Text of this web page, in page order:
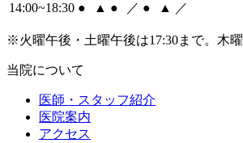
14:00~18:30 ● ▲ ● ／ ● ▲ ／
※火曜午後・土曜午後は17:30まで。木曜
当院について
医師・スタッフ紹介
医院案内
アクセス